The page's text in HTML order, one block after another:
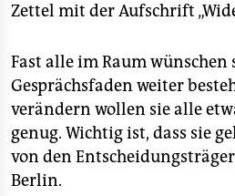
Zettel mit der Aufschrift
Fast alle im Raum wünschen
Gesprächsfaden weiter
verändern wollen sie alle
genug. Wichtig ist, dass sie
von den
Berlin.